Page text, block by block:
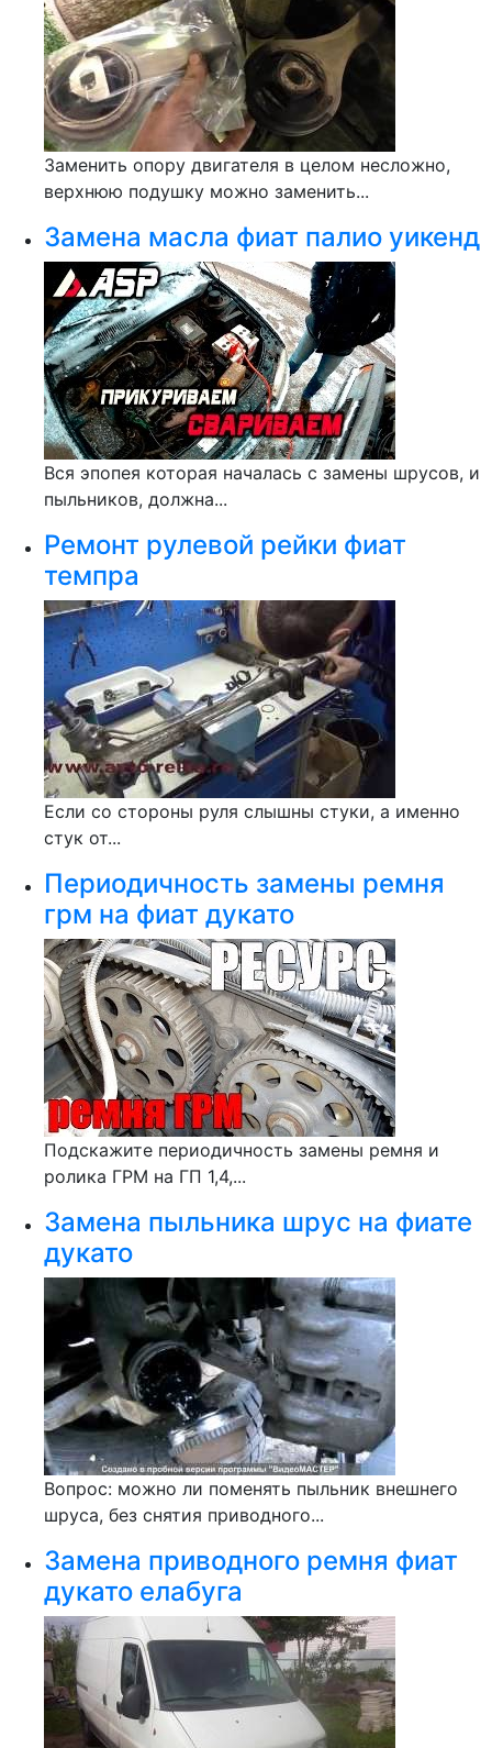
Заменить опору двигателя в целом несложно,
верхнюю подушку можно заменить...
Замена масла фиат палио уикенд
Вся эпопея которая началась с замены шрусов, и
пыльников, должна...
Ремонт рулевой рейки фиат
темпра
Если со стороны руля слышны стуки, а именно
стук от...
Периодичность замены ремня
грм на фиат дукато
Подскажите периодичность замены ремня и
ролика ГРМ на ГП 1,4,...
Замена пыльника шрус на фиате
дукато
Вопрос: можно ли поменять пыльник внешнего
шруса, без снятия приводного...
Замена приводного ремня фиат
дукато елабуга